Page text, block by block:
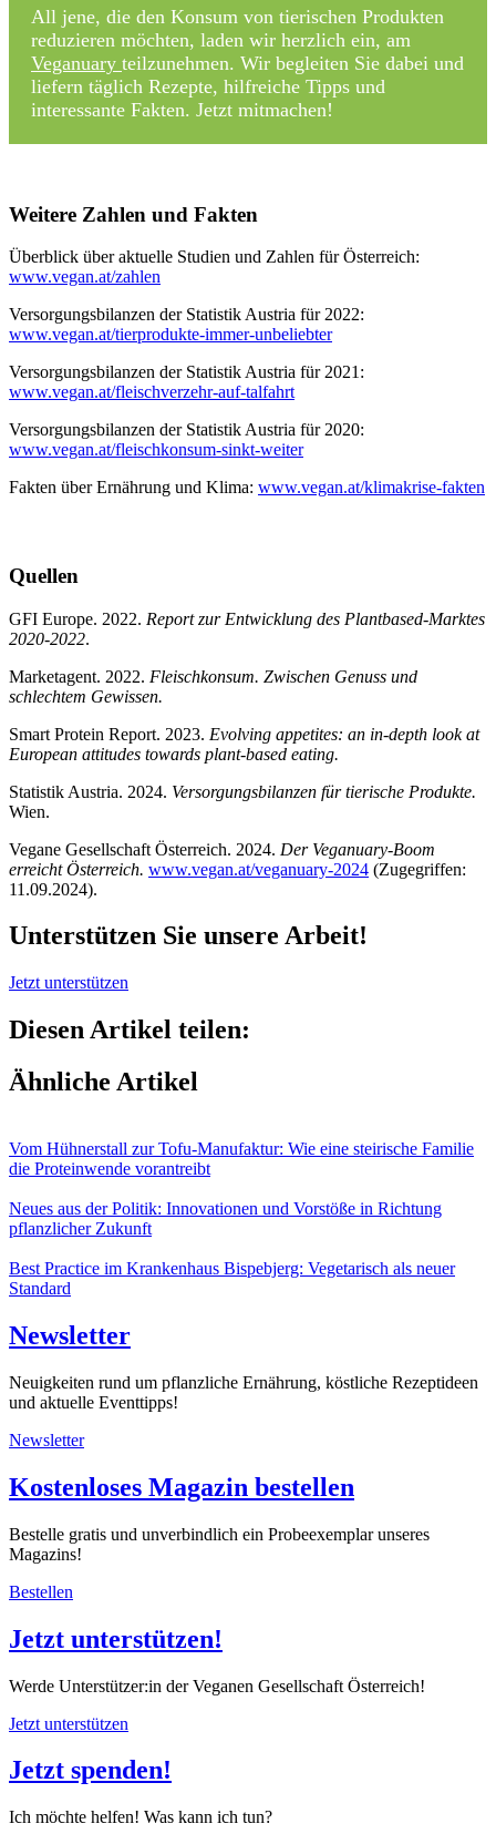
All jene, die den Konsum von tierischen Produkten
reduzieren möchten, laden wir herzlich ein, am
Veganuary teilzunehmen. Wir begleiten Sie dabei und
liefern täglich Rezepte, hilfreiche Tipps und
interessante Fakten. Jetzt mitmachen!
Weitere Zahlen und Fakten
Überblick über aktuelle Studien und Zahlen für Österreich:
www.vegan.at/zahlen
Versorgungsbilanzen der Statistik Austria für 2022:
www.vegan.at/tierprodukte-immer-unbeliebter
Versorgungsbilanzen der Statistik Austria für 2021:
www.vegan.at/fleischverzehr-auf-talfahrt
Versorgungsbilanzen der Statistik Austria für 2020:
www.vegan.at/fleischkonsum-sinkt-weiter
Fakten über Ernährung und Klima: www.vegan.at/klimakrise-fakten
Quellen
GFI Europe. 2022. Report zur Entwicklung des Plantbased-Marktes
2020-2022.
Marketagent. 2022. Fleischkonsum. Zwischen Genuss und
schlechtem Gewissen.
Smart Protein Report. 2023. Evolving appetites: an in-depth look at
European attitudes towards plant-based eating.
Statistik Austria. 2024. Versorgungsbilanzen für tierische Produkte.
Wien.
Vegane Gesellschaft Österreich. 2024. Der Veganuary-Boom
erreicht Österreich. www.vegan.at/veganuary-2024 (Zugegriffen:
11.09.2024).
Unterstützen Sie unsere Arbeit!
Jetzt unterstützen
Diesen Artikel teilen:
Ähnliche Artikel
Vom Hühnerstall zur Tofu-Manufaktur: Wie eine steirische Familie
die Proteinwende vorantreibt
Neues aus der Politik: Innovationen und Vorstöße in Richtung
pflanzlicher Zukunft
Best Practice im Krankenhaus Bispebjerg: Vegetarisch als neuer
Standard
Newsletter
Neuigkeiten rund um pflanzliche Ernährung, köstliche Rezeptideen
und aktuelle Eventtipps!
Newsletter
Kostenloses Magazin bestellen
Bestelle gratis und unverbindlich ein Probeexemplar unseres
Magazins!
Bestellen
Jetzt unterstützen!
Werde Unterstützer:in der Veganen Gesellschaft Österreich!
Jetzt unterstützen
Jetzt spenden!
Ich möchte helfen! Was kann ich tun?